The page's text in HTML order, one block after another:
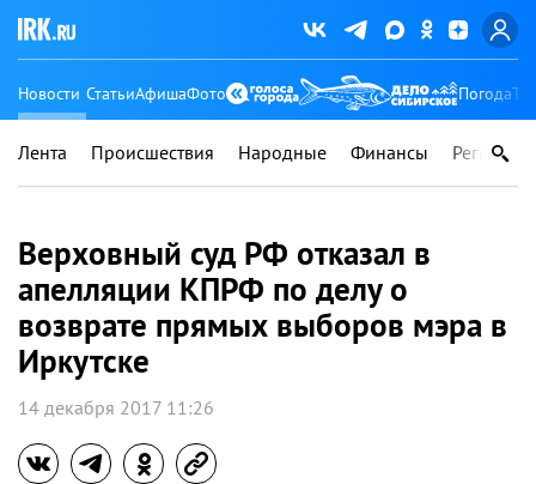
Новости СтатьиАфишаФото Погода
Лента Происшествия Народные Финансы Регионы
Верховный суд РФ отказал в
апелляции КПРФ по делу о
возврате прямых выборов мэра в
Иркутске
14 декабря 2017 11:26